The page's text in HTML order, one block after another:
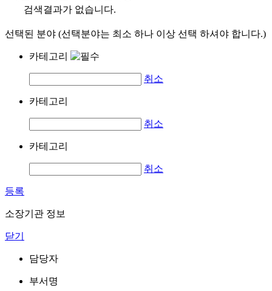
검색결과가 없습니다.
선택된 분야 (선택분야는 최소 하나 이상 선택 하셔야 합니다.)
카테고리
취소
카테고리
취소
카테고리
취소
등록
소장기관 정보
닫기
담당자
부서명